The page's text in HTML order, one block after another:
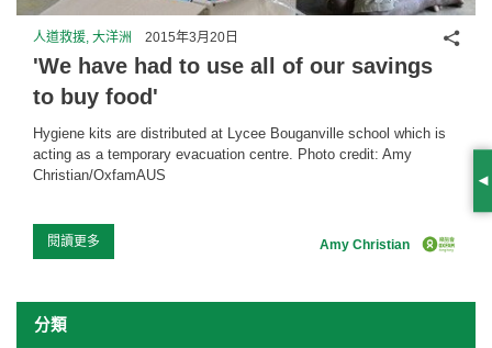
人道救援, 大洋洲 2015年3月20日
'We have had to use all of our savings
to buy food'
Hygiene kits are distributed at Lycee Bouganville school which is
acting as a temporary evacuation centre. Photo credit: Amy
Christian/OxfamAUS
閱讀更多 Amy Christian
分享
分類